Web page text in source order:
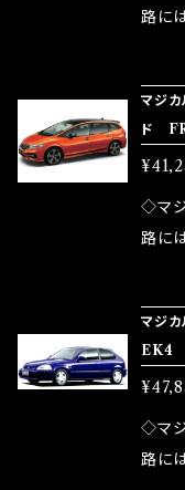
はこ
rz）
い致
路に
路と
しか
ます。 1.溶接回路であるため、配線と比較し抵抗
が大
中に
ズが
ヒュ
果・
発揮
ドリ
マジ
ド
◇マジ
路に
路と
しか
ます。 1.溶接回路であるため、配線と比較し抵抗
が大
中に
マジ
EK4
◇マジ
路に